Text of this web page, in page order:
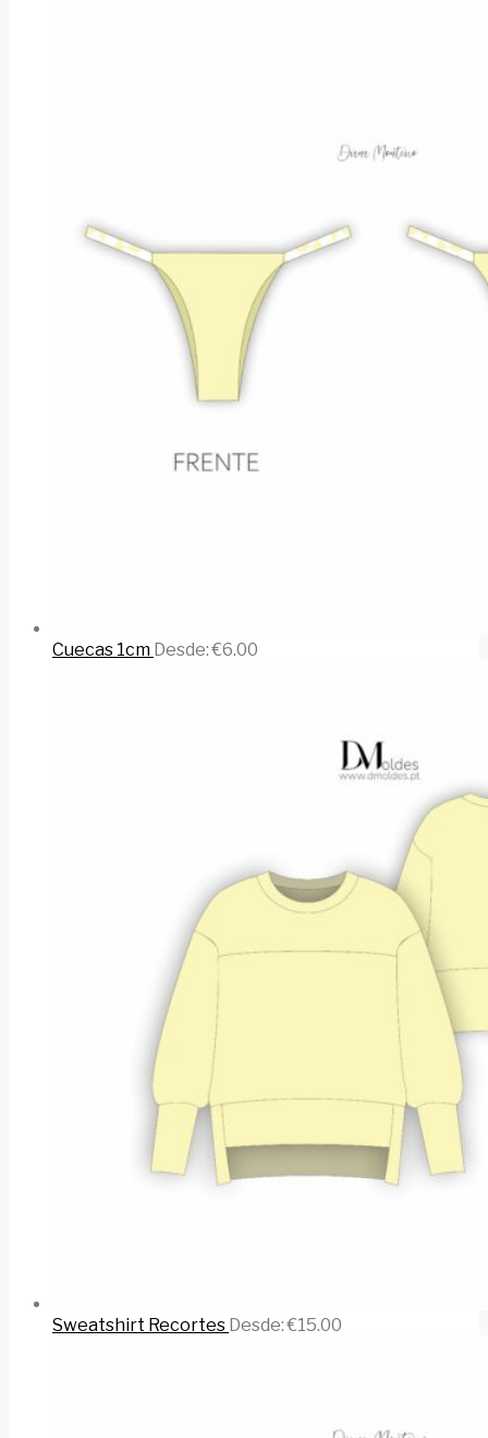
Cuecas 1cm Desde:€6.00
Sweatshirt Recortes Desde:€15.00